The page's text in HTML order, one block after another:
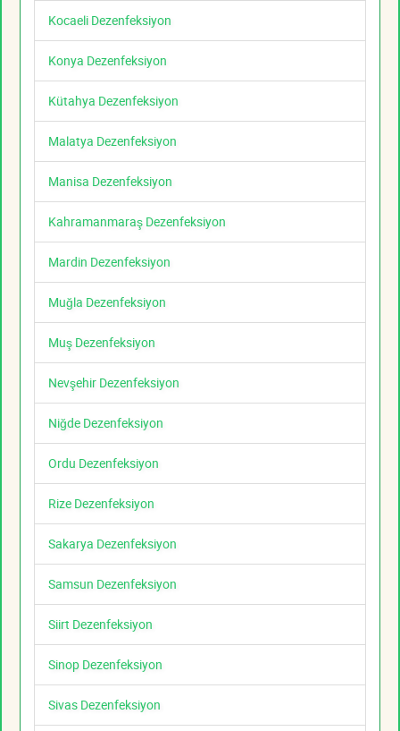
Kocaeli Dezenfeksiyon
Konya Dezenfeksiyon
Kütahya Dezenfeksiyon
Malatya Dezenfeksiyon
Manisa Dezenfeksiyon
Kahramanmaraş Dezenfeksiyon
Mardin Dezenfeksiyon
Muğla Dezenfeksiyon
Muş Dezenfeksiyon
Nevşehir Dezenfeksiyon
Niğde Dezenfeksiyon
Ordu Dezenfeksiyon
Rize Dezenfeksiyon
Sakarya Dezenfeksiyon
Samsun Dezenfeksiyon
Siirt Dezenfeksiyon
Sinop Dezenfeksiyon
Sivas Dezenfeksiyon